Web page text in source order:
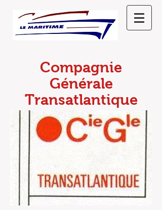
Compagnie
Générale
Transatlantique